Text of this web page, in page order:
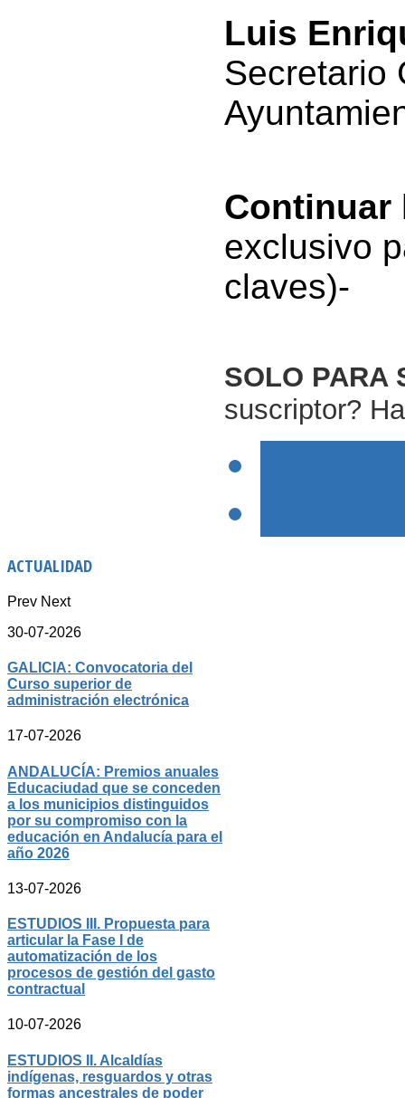
Luis
Secretario
exclusivo
claves)-
SOLO PARA
suscriptor?
ACTUALIDAD
Prev Next
30-07-2026
GALICIA: Convocatoria del
Curso superior de
administración electrónica
17-07-2026
ANDALUCÍA: Premios anuales
Educaciudad que se conceden
a los municipios distinguidos
por su compromiso con la
educación en Andalucía para el
año 2026
13-07-2026
ESTUDIOS III. Propuesta para
articular la Fase I de
automatización de los
procesos de gestión del gasto
contractual
10-07-2026
ESTUDIOS II. Alcaldías
indígenas, resguardos y otras
formas ancestrales de poder